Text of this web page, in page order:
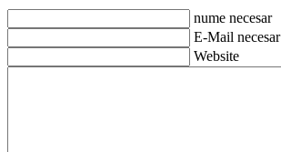
nume necesar
E-Mail necesar
Website